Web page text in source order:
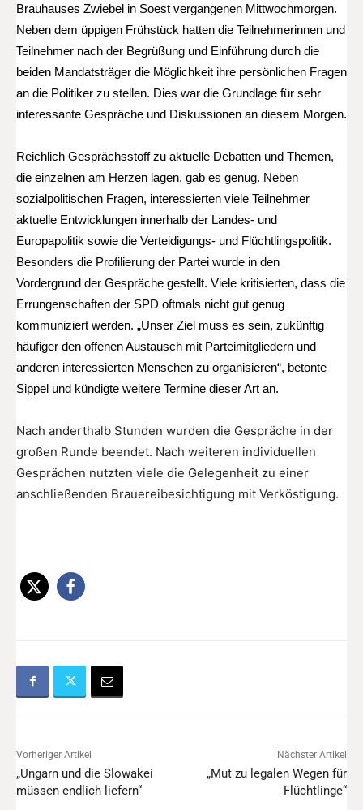
Brauhauses Zwiebel in Soest vergangenen Mittwochmorgen.
Neben dem üppigen Frühstück hatten die Teilnehmerinnen und
Teilnehmer nach der Begrüßung und Einführung durch die
beiden Mandatsträger die Möglichkeit ihre persönlichen Fragen
an die Politiker zu stellen. Dies war die Grundlage für sehr
interessante Gespräche und Diskussionen an diesem Morgen.
Reichlich Gesprächsstoff zu aktuelle Debatten und Themen,
die einzelnen am Herzen lagen, gab es genug. Neben
sozialpolitischen Fragen, interessierten viele Teilnehmer
aktuelle Entwicklungen innerhalb der Landes- und
Europapolitik sowie die Verteidigungs- und Flüchtlingspolitik.
Besonders die Profilierung der Partei wurde in den
Vordergrund der Gespräche gestellt. Viele kritisierten, dass die
Errungenschaften der SPD oftmals nicht gut genug
kommuniziert werden. „Unser Ziel muss es sein, zukünftig
häufiger den offenen Austausch mit Parteimitgliedern und
anderen interessierten Menschen zu organisieren“, betonte
Sippel und kündigte weitere Termine dieser Art an.
Nach anderthalb Stunden wurden die Gespräche in der
großen Runde beendet. Nach weiteren individuellen
Gesprächen nutzten viele die Gelegenheit zu einer
anschließenden Brauereibesichtigung mit Verköstigung.
Vorheriger Artikel
„Ungarn und die Slowakei
müssen endlich liefern“
Nächster Artikel
„Mut zu legalen Wegen für
Flüchtlinge“